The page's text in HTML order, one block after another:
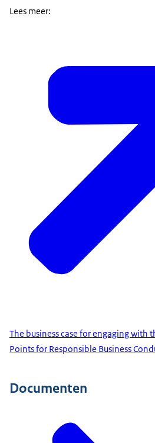
Lees meer:
The business case for engaging with
Points for Responsible Business
Documenten